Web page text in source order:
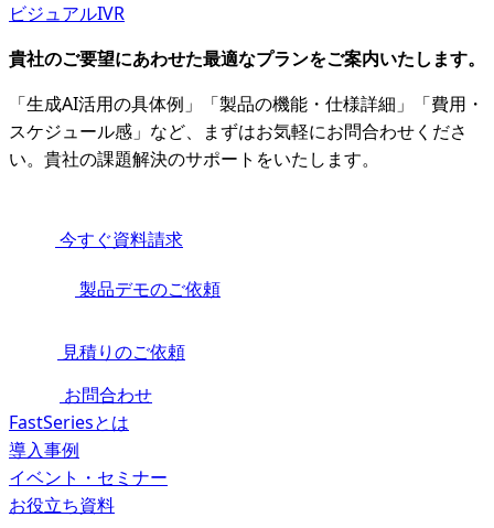
ビジュアルIVR
貴社のご要望にあわせた最適なプランをご案内いたします。
「生成AI活用の具体例」「製品の機能・仕様詳細」「費用・
スケジュール感」など、まずはお気軽にお問合わせくださ
い。貴社の課題解決のサポートをいたします。
今すぐ資料請求
製品デモのご依頼
見積りのご依頼
お問合わせ
FastSeriesとは
導入事例
イベント・セミナー
お役立ち資料